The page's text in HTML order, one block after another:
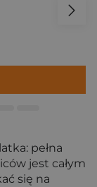
pełna
jest całym
się na